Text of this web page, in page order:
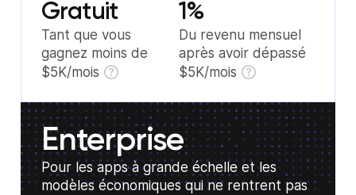
Gratuit
Tant que vous
gagnez moins de
$5K/mois
1%
Du revenu mensuel
après avoir dépassé
$5K/mois
Enterprise
Pour les apps à grande échelle et les
modèles économiques qui ne rentrent pas